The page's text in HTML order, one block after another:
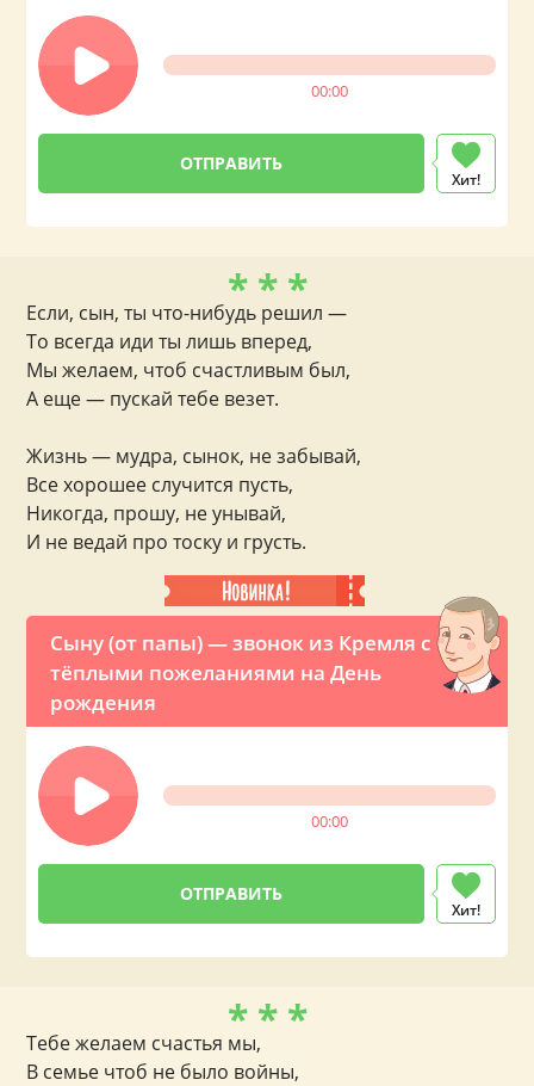
00:00
Хит!
Сыну (от папы) — звонок из Кремля с
тёплыми пожеланиями на День
рождения
00:00
Хит!
* * *
Если, сын, ты что-нибудь решил —
То всегда иди ты лишь вперед,
Мы желаем, чтоб счастливым был,
А еще — пускай тебе везет.
Жизнь — мудра, сынок, не забывай,
Все хорошее случится пусть,
Никогда, прошу, не унывай,
И не ведай про тоску и грусть.
* * *
Тебе желаем счастья мы,
В семье чтоб не было войны,